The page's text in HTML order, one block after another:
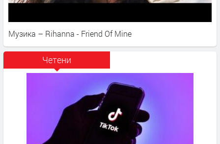
Музика – Rihanna - Friend Of Mine
Четени